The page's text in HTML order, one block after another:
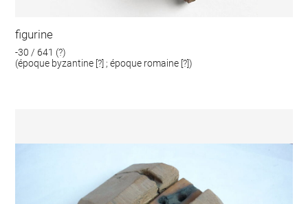
figurine
-30 / 641 (?)
(époque byzantine [?] ; époque romaine [?])